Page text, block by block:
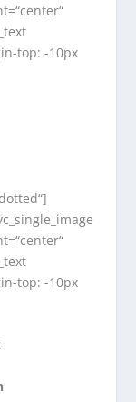
top: -10px
top: -10px